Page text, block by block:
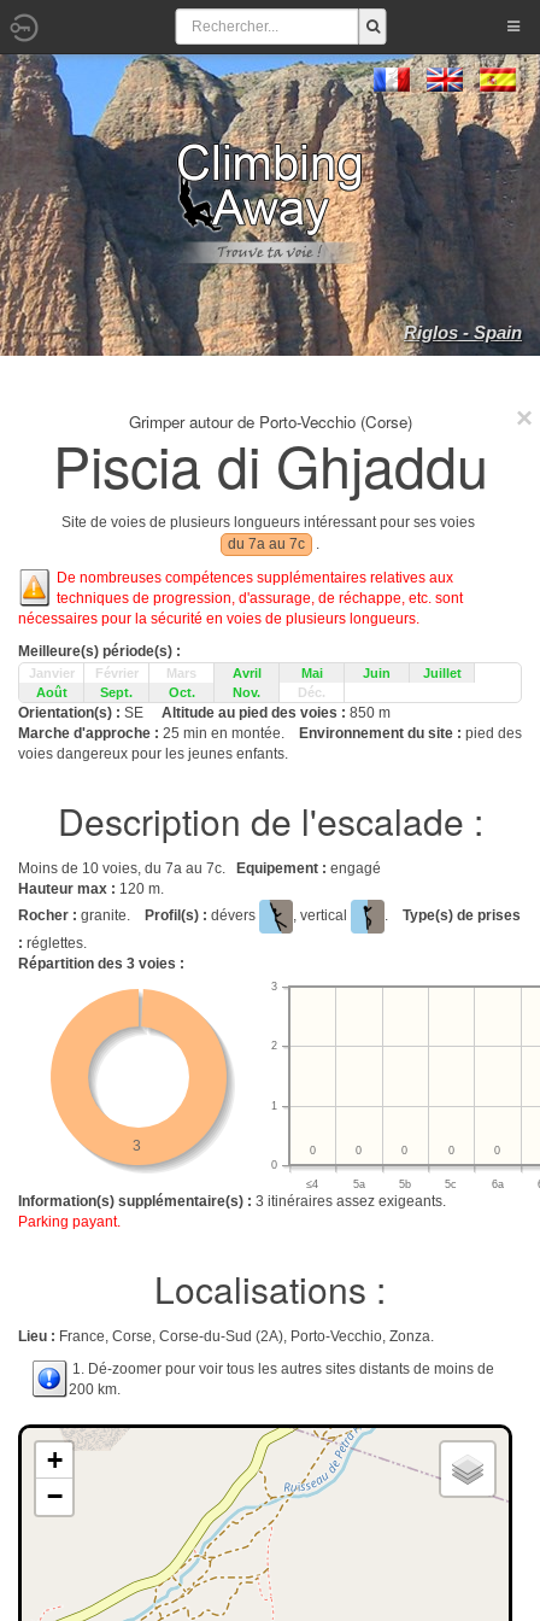
Riglos - Spain
Grimper autour de Porto-Vecchio (Corse)
Piscia di Ghjaddu
Site de voies de plusieurs longueurs intéressant pour ses voies
du 7a au 7c
.
De nombreuses compétences supplémentaires relatives aux
techniques de progression, d'assurage, de réchappe, etc. sont
nécessaires pour la sécurité en voies de plusieurs longueurs.
Meilleure(s) période(s) :
Janvier Février Mars Avril Mai Juin
Juillet
Août
Sept. Oct. Nov. Déc.
Orientation(s) : SE Altitude au pied des voies : 850 m
Marche d'approche : 25 min en montée. Environnement du site : pied des
voies dangereux pour les jeunes enfants.
Description de l'escalade :
Moins de 10 voies, du 7a au 7c. Equipement : engagé
Hauteur max : 120 m.
Rocher : granite. Profil(s) : dévers , vertical . Type(s) de prises
: réglettes.
Répartition des 3 voies :
3
≤4 5a 5b 5c 6a
0
1
2
3
0
0
0
0
0
Information(s) supplémentaire(s) : 3 itinéraires assez exigeants.
Parking payant.
Localisations :
Lieu : France, Corse, Corse-du-Sud (2A), Porto-Vecchio, Zonza.
1. Dé-zoomer pour voir tous les autres sites distants de moins de
200 km.
+
−